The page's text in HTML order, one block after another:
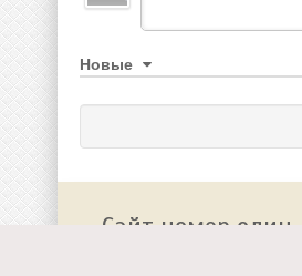
Новые
Сайт номер один